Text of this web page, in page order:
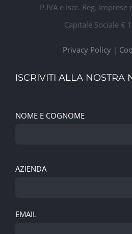
P.IVA e Iscr. Reg.
Capitale Sociale €
Privacy Policy|
ISCRIVITI ALLA NOSTRA
NOME E COGNOME
AZIENDA
EMAIL